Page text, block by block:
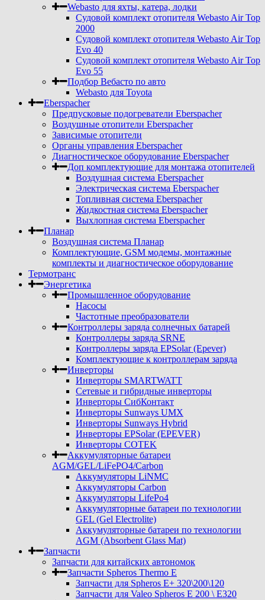
Webasto для яхты, катера, лодки
Судовой комплект отопителя Webasto Air Top
2000
Судовой комплект отопителя Webasto Air Top
Evo 40
Судовой комплект отопителя Webasto Air Top
Evo 55
Подбор Вебасто по авто
Webasto для Toyota
Eberspacher
Предпусковые подогреватели Eberspacher
Воздушные отопители Eberspacher
Зависимые отопители
Органы управления Eberspacher
Диагностическое оборудование Eberspacher
Доп комплектующие для монтажа отопителей
Воздушная система Eberspacher
Электрическая система Eberspacher
Топливная система Eberspacher
Жидкостная система Eberspacher
Выхлопная система Eberspacher
Планар
Воздушная система Планар
Комплектующие, GSM модемы, монтажные
комплекты и диагностическое оборудование
Термотранс
Энергетика
Промышленное оборудование
Насосы
Частотные преобразователи
Контроллеры заряда солнечных батарей
Контроллеры заряда SRNE
Контроллеры заряда EPSolar (Epever)
Комплектующие к контроллерам заряда
Инверторы
Инверторы SMARTWATT
Сетевые и гибридные инверторы
Инверторы СибКонтакт
Инверторы Sunways UMX
Инверторы Sunways Hybrid
Инверторы EPSolar (EPEVER)
Инверторы COTEK
Аккумуляторные батареи
AGM/GEL/LiFePO4/Carbon
Аккумуляторы LiNMC
Аккумуляторы Carbon
Аккумуляторы LifePo4
Аккумуляторные батареи по технологии
GEL (Gel Electrolite)
Аккумуляторные батареи по технологии
AGM (Absorbent Glass Mat)
Запчасти
Запчасти для китайских автономок
Запчасти Spheros Thermo E
Запчасти для Spheros E+ 320\200\120
Запчасти для Valeo Spheros E 200 \ E320